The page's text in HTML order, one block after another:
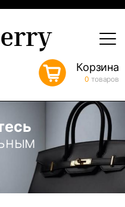
Корзина
0 товаров